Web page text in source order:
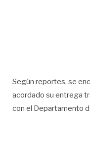
Según reportes, se
acordado su entrega
con el Departamento